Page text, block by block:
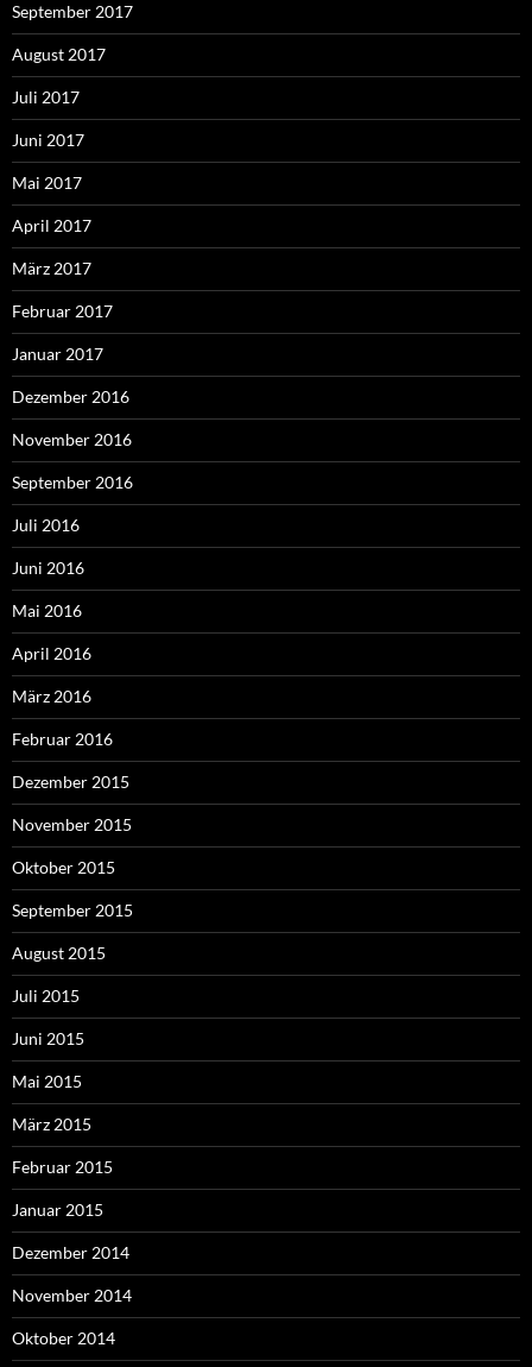
September 2017
August 2017
Juli 2017
Juni 2017
Mai 2017
April 2017
März 2017
Februar 2017
Januar 2017
Dezember 2016
November 2016
September 2016
Juli 2016
Juni 2016
Mai 2016
April 2016
März 2016
Februar 2016
Dezember 2015
November 2015
Oktober 2015
September 2015
August 2015
Juli 2015
Juni 2015
Mai 2015
März 2015
Februar 2015
Januar 2015
Dezember 2014
November 2014
Oktober 2014